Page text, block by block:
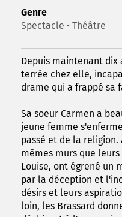
Genre
Spectacle • Théâtre
Depuis maintenant dix
terrée chez elle,
drame qui a frappé sa
Sa soeur Carmen a
jeune femme
passé et de la religion.
mêmes murs que
Louise, ont égrené un
par la déception et
désirs et leurs
loin, les Brassard